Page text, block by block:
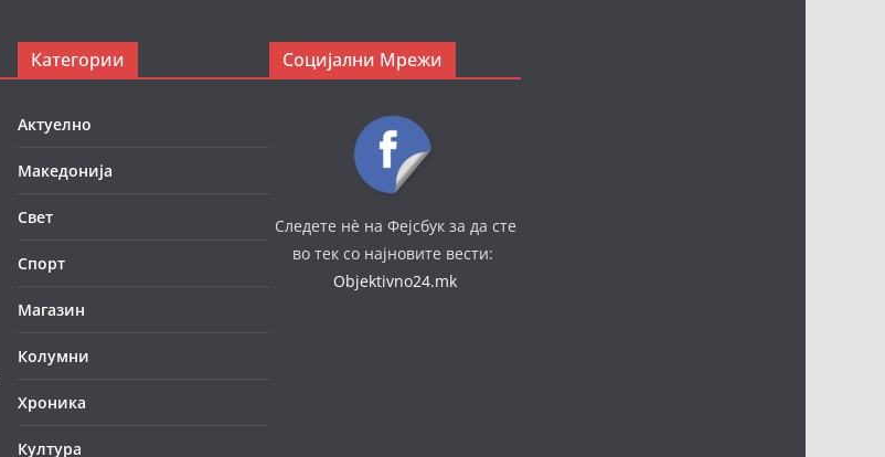
Категории
Актуелно
Македонија
Свет
Спорт
Магазин
Колумни
Хроника
Култура
Социјални Мрежи
Следете нè на Фејсбук за да сте
во тек со најновите вести:
Objektivno24.mk